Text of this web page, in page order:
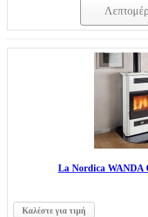
La Nordica WANDA
Καλέστε για τιμή